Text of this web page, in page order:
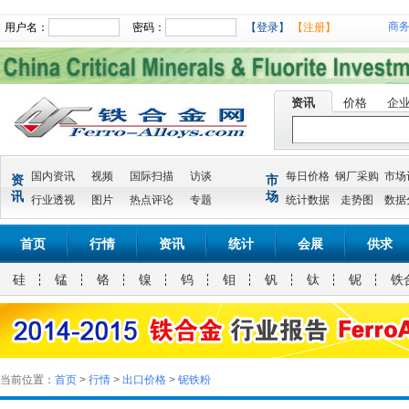
用户名： 密码： 【登录】 【注册】 商
资讯 价格 企
资
讯
国内资讯 视频 国际扫描
访谈
行业透视
图片 热点评论 专题
市
场
每日价格 钢厂采购 市场
统计数据
走势图 数据
首页 行情 资讯 统计 会展 供求
硅 锰 铬 镍 钨 钼 钒 钛 铌 铁
当前位置： 首页 > 行情 > 出口价格 > 铌铁粉